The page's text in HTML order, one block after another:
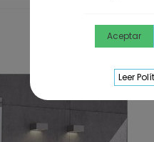
Aceptar
Leer